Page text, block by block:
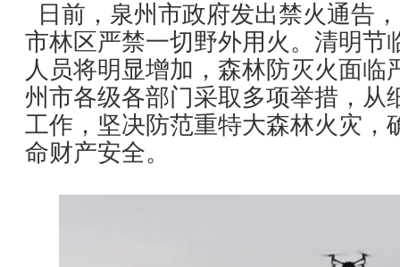
日前，泉州市政府发出禁火通告
市林区严禁一切野外用火。清明节
人员将明显增加，森林防灭火面临
州市各级各部门采取多项举措，从
工作，坚决防范重特大森林火灾，
命财产安全。